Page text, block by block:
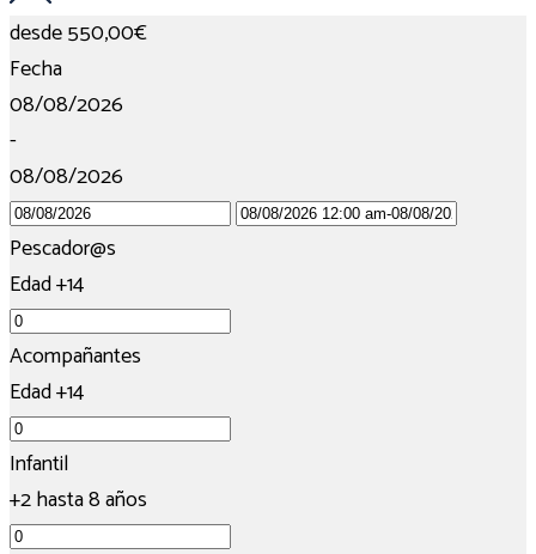
desde550,00€
Fecha
08/08/2026
-
08/08/2026
Pescador@s
Edad +14
Acompañantes
Edad +14
Infantil
+2 hasta 8 años